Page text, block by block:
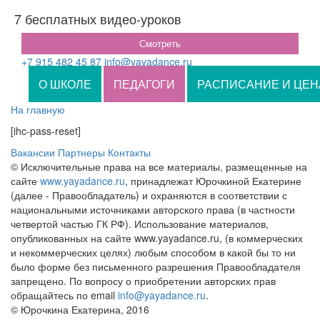
7 бесплатных видео-уроков
Смотреть
+7 915 482 45 87 info@yayadance.ru
О ШКОЛЕ ПЕДАГОГИ РАСПИСАНИЕ И
На главную
[ihc-pass-reset]
Вакансии Партнеры Контакты
© Исключительные права на все материалы, размещенные на
сайте www.yayadance.ru, принадлежат Юрочкиной Екатерине
(далее - Правообладатель) и охраняются в соответствии с
национальными источниками авторского права (в частности
четвертой частью ГК РФ). Использование материалов,
опубликованных на сайте www.yayadance.ru, (в коммерческих
и некоммерческих целях) любым способом в какой бы то ни
было форме без письменного разрешения Правообладателя
запрещено. По вопросу о приобретении авторских прав
обращайтесь по email info@yayadance.ru.
© Юрочкина Екатерина, 2016